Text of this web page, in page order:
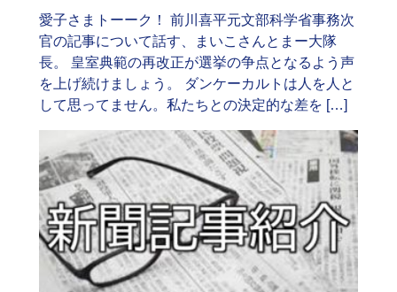
愛子さまトーーク！ 前川喜平元文部科学省事務次
官の記事について話す、まいこさんとまー大隊
長。 皇室典範の再改正が選挙の争点となるよう声
を上げ続けましょう。 ダンケーカルトは人を人と
して思ってません。私たちとの決定的な差を […]